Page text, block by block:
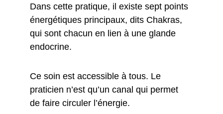
Dans cette pratique, il existe sept points
énergétiques principaux, dits Chakras,
qui sont chacun en lien à une glande
endocrine.
Ce soin est accessible à tous. Le
praticien n’est qu’un canal qui permet
de faire circuler l’énergie.